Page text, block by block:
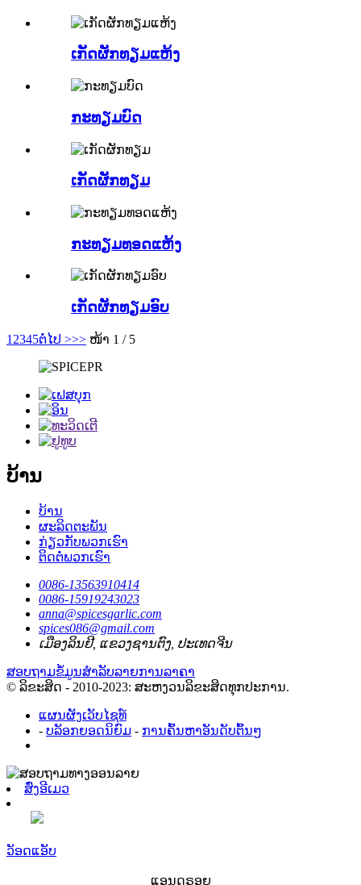
ເກັດຜັກທຽມແຫ້ງ
ກະທຽມບົດ
ເກັດຜັກທຽມ
ກະທຽມທອດແຫ້ງ
ເກັດຜັກທຽມອົບ
1 2345ຕໍ່ໄປ >>> ໜ້າ 1 / 5
ບ້ານ
ບ້ານ
ຜະລິດຕະພັນ
ກ່ຽວກັບພວກເຮົາ
ຕິດຕໍ່ພວກເຮົາ
0086-13563910414
0086-15919243023
anna@spicesgarlic.com
spices086@gmail.com
ເມືອງລິນຢີ, ແຂວງຊານຕົງ, ປະເທດຈີນ
ສອບຖາມຂໍ້ມູນສຳລັບລາຍການລາຄາ
© ລິຂະສິດ - 2010-2023: ສະຫງວນລິຂະສິດທຸກປະການ.
ແຜນຜັງເວັບໄຊທ໌
- ບລັອກຍອດນິຍົມ - ການຄົ້ນຫາອັນດັບຕົ້ນໆ
ສົ່ງອີເມວ
ວັອດແອັບ
ແອນດຣອຍ